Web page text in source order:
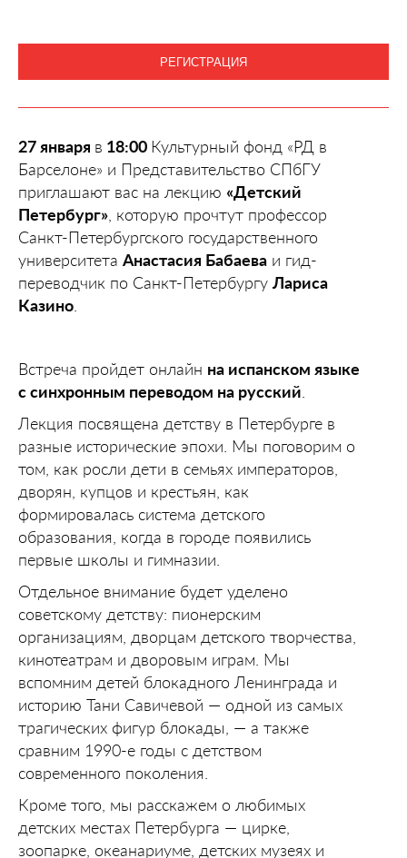
РЕГИСТРАЦИЯ
27 января в 18:00 Культурный фонд «РД в
Барселоне» и Представительство СПбГУ
приглашают вас на лекцию «Детский
Петербург» , которую прочтут профессор
Санкт-Петербургского государственного
университета Анастасия Бабаева и гид-
переводчик по Санкт-Петербургу Лариса
Казино
Встреча пройдет онлайн на испанском языке
с синхронным переводом на русский
Лекция посвящена детству в Петербурге в
разные исторические эпохи. Мы поговорим о
том, как росли дети в семьях императоров,
дворян, купцов и крестьян, как
формировалась система детского
образования, когда в городе появились
первые школы и гимназии.
Отдельное внимание будет уделено
советскому детству: пионерским
организациям, дворцам детского творчества,
кинотеатрам и дворовым играм. Мы
вспомним детей блокадного Ленинграда и
историю Тани Савичевой — одной из самых
трагических фигур блокады, — а также
сравним 1990-е годы с детством
современного поколения.
Кроме того, мы расскажем о любимых
детских местах Петербурга — цирке,
зоопарке, океанариуме, детских музеях и